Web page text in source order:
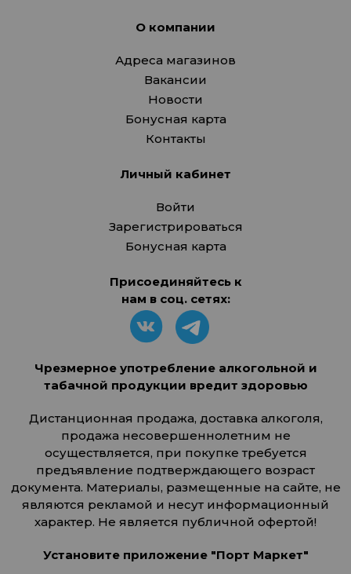
О компании
Адреса магазинов
Вакансии
Новости
Бонусная карта
Контакты
Личный кабинет
Войти
Зарегистрироваться
Бонусная карта
Присоединяйтесь к
нам в соц. сетях:
Чрезмерное употребление алкогольной и
табачной продукции вредит здоровью
Дистанционная продажа, доставка алкоголя,
продажа несовершеннолетним не
осуществляется, при покупке требуется
предъявление подтверждающего возраст
документа. Материалы, размещенные на сайте, не
являются рекламой и несут информационный
характер. Не является публичной офертой!
Установите приложение "Порт Маркет"